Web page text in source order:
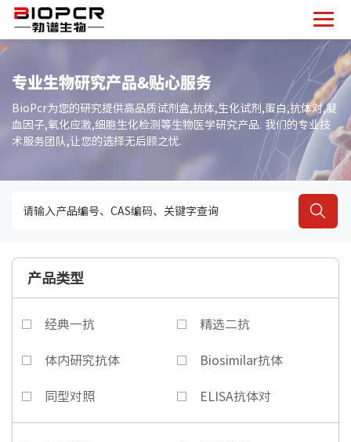
专业生物研究产品&贴心服务
BioPcr为您的研究提供高品质试剂盒,抗体,生化试剂,蛋白,抗体对,凝
血因子,氧化应激,细胞生化检测等生物医学研究产品. 我们的专业技
术服务团队,让您的选择无后顾之忧.
产品类型
经典一抗 精选二抗
体内研究抗体 Biosimilar抗体
同型对照 ELISA抗体对